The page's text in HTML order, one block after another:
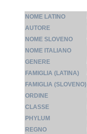
NOME LATINO
AUTORE
NOME SLOVENO
NOME ITALIANO
GENERE
FAMIGLIA (LATINA)
FAMIGLIA (SLOVENO)
ORDINE
CLASSE
PHYLUM
REGNO